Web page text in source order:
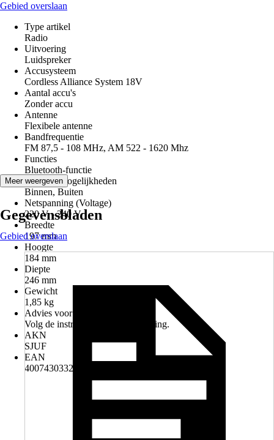
Gebied overslaan
Type artikel
Radio
Uitvoering
Luidspreker
Accusysteem
Cordless Alliance System 18V
Aantal accu's
Zonder accu
Antenne
Flexibele antenne
Bandfrequentie
FM 87,5 - 108 MHz, AM 522 - 1620 Mhz
Functies
Bluetooth-functie
Gebruiksmogelijkheden
Binnen, Buiten
Netspanning (Voltage)
220 V - 240 V
Breedte
197 mm
Hoogte
184 mm
Diepte
246 mm
Gewicht
1,85 kg
Advies voor afvoer
Volg de instructies voor verwijdering.
AKN
SJUF
EAN
4007430332219
Meer weergeven
Gegevensbladen
Gebied overslaan